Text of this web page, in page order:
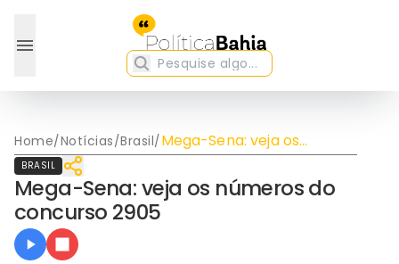
Home/Notícias/Brasil/Mega-Sena: veja os
números do concurso 2905
BRASIL
Mega-Sena: veja os números do
concurso 2905